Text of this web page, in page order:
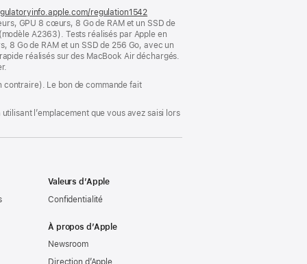
regulation1542
dans
une
nouvelle
fenêtre)
GPU 8 cœurs, 8 Go de RAM et un SSD de
A2363). Tests réalisés par Apple en
Go de RAM et un SSD de 256 Go, avec un
réalisés sur des MacBook Air déchargés.
contraire). Le bon de commande fait
l’emplacement que vous avez saisi lors
Valeurs d’Apple
Confidentialité
À propos d’Apple
Newsroom
Direction d’Apple